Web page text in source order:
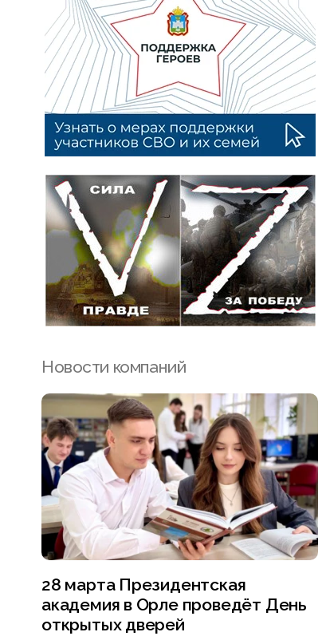
Новости компаний
28 марта Президентская
академия в Орле проведёт День
открытых дверей